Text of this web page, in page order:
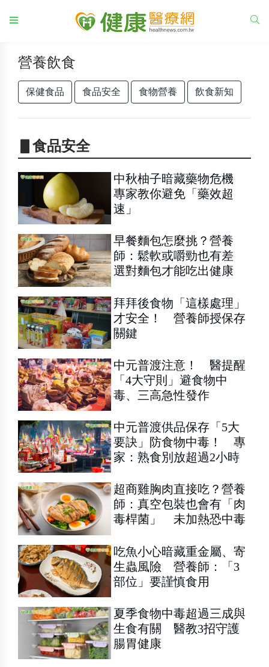
營養飲食
保健食品 食品安全 食物營養 飲食新知
▋食品安全
中秋柚子暗藏藥物危機
專家教你避免「藥效超
速」
早餐麵包怎麼挑？營養
師：鬆軟或嚼勁也有差
選對麵包才能吃出健康
拜拜後食物「這樣處理」
才安全！ 營養師授保存
關鍵
中元普渡注意！ 醫提醒
「4大守則」避食物中
毒、三高急性發作
中元普渡供品保存「5大
要訣」防食物中毒！ 專
家：熟食別放超過2小時
超商雞胸肉直接吃？營養
師：真空包裝也會有「肉
毒桿菌」 未加熱恐中毒
吃魚小心暗藏重金屬、寄
生蟲風險 營養師：「3
部位」要謹慎食用
夏季食物中毒超過三成與
生食有關 醫教3招守護
腸胃健康